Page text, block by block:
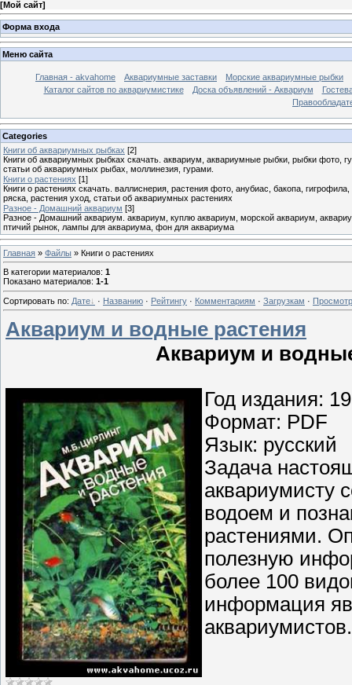
[Мой сайт]
Форма входа
Меню сайта
Главная - akvahome Аквариумные заставки
Морские аквариумные рыбки
Каталог сайтов по аквариумистике
Доска объявлений - Аквариум
Categories
Книги об аквариумных рыбках [2]
Книги об аквариумных рыбках скачать. аквариум, аквариумные рыбки, рыбки фото,
статьи об аквариумных рыбах, моллинезия, гурами.
Книги о растениях [1]
Книги о растениях скачать. валлиснерия, растения фото, анубиас, бакопа,
ряска, растения уход, статьи об аквариумных растениях
Разное - Домашний аквариум [3]
Разное - Домашний аквариум. аквариум, куплю аквариум, морской аквариум,
птичий рынок, лампы для аквариума, фон для аквариума
Главная » Файлы » Книги о растениях
В категории материалов: 1
Показано материалов: 1-1
Сортировать по: Дате · Названию · Рейтингу · Комментариям · Загрузкам ·
Аквариум и водные растения
Аквариум и
Год издания:
Формат: PDF
Язык: русский
Задача
аквариумисту
водоем и
растениями.
полезную
более 100
информация
аквариумистов.